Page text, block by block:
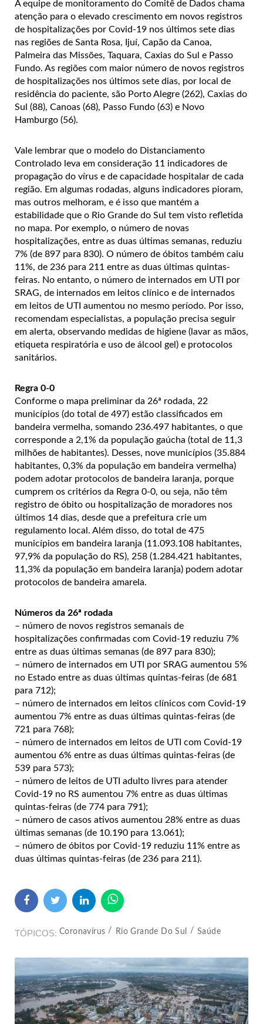
A equipe de monitoramento do Comitê de Dados chama
atenção para o elevado crescimento em novos registros
de hospitalizações por Covid-19 nos últimos sete dias
nas regiões de Santa Rosa, Ijuí, Capão da Canoa,
Palmeira das Missões, Taquara, Caxias do Sul e Passo
Fundo. As regiões com maior número de novos registros
de hospitalizações nos últimos sete dias, por local de
residência do paciente, são Porto Alegre (262), Caxias do
Sul (88), Canoas (68), Passo Fundo (63) e Novo
Hamburgo (56).
Vale lembrar que o modelo do Distanciamento
Controlado leva em consideração 11 indicadores de
propagação do vírus e de capacidade hospitalar de cada
região. Em algumas rodadas, alguns indicadores pioram,
mas outros melhoram, e é isso que mantém a
estabilidade que o Rio Grande do Sul tem visto refletida
no mapa. Por exemplo, o número de novas
hospitalizações, entre as duas últimas semanas, reduziu
7% (de 897 para 830). O número de óbitos também caiu
11%, de 236 para 211 entre as duas últimas quintas-
feiras. No entanto, o número de internados em UTI por
SRAG, de internados em leitos clínico e de internados
em leitos de UTI aumentou no mesmo período. Por isso,
recomendam especialistas, a população precisa seguir
em alerta, observando medidas de higiene (lavar as mãos,
etiqueta respiratória e uso de álcool gel) e protocolos
sanitários.
Regra 0-0
Conforme o mapa preliminar da 26ª rodada, 22
municípios (do total de 497) estão classificados em
bandeira vermelha, somando 236.497 habitantes, o que
corresponde a 2,1% da população gaúcha (total de 11,3
milhões de habitantes). Desses, nove municípios (35.884
habitantes, 0,3% da população em bandeira vermelha)
podem adotar protocolos de bandeira laranja, porque
cumprem os critérios da Regra 0-0, ou seja, não têm
registro de óbito ou hospitalização de moradores nos
últimos 14 dias, desde que a prefeitura crie um
regulamento local. Além disso, do total de 475
municípios em bandeira laranja (11.093.108 habitantes,
97,9% da população do RS), 258 (1.284.421 habitantes,
11,3% da população em bandeira laranja) podem adotar
protocolos de bandeira amarela.
Números da 26ª rodada
– número de novos registros semanais de
hospitalizações confirmadas com Covid-19 reduziu 7%
entre as duas últimas semanas (de 897 para 830);
– número de internados em UTI por SRAG aumentou 5%
no Estado entre as duas últimas quintas-feiras (de 681
para 712);
– número de internados em leitos clínicos com Covid-19
aumentou 7% entre as duas últimas quintas-feiras (de
721 para 768);
– número de internados em leitos de UTI com Covid-19
aumentou 6% entre as duas últimas quintas-feiras (de
539 para 573);
– número de leitos de UTI adulto livres para atender
Covid-19 no RS aumentou 7% entre as duas últimas
quintas-feiras (de 774 para 791);
– número de casos ativos aumentou 28% entre as duas
últimas semanas (de 10.190 para 13.061);
– número de óbitos por Covid-19 reduziu 11% entre as
duas últimas quintas-feiras (de 236 para 211).
TÓPICOS Coronavírus Rio Grande Do Sul Saúde